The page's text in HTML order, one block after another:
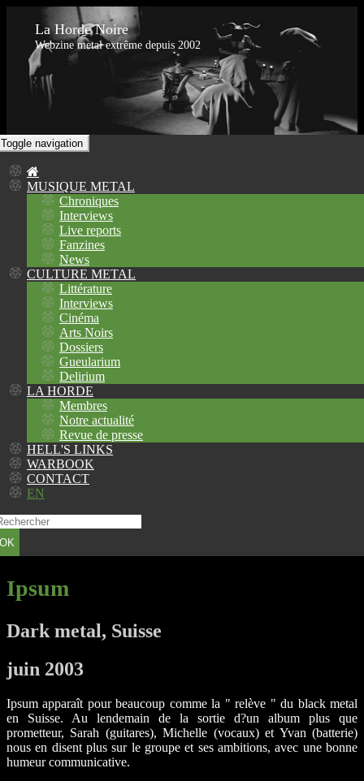
La Horde Noire
Webzine metal extrême depuis 2002
Toggle navigation
MUSIQUE METAL
Chroniques
Interviews
Live reports
Fanzines
News
CULTURE METAL
Littérature
Interviews
Cinéma
Arts Noirs
Dossiers
Gueularium
Delirium
LA HORDE
Membres
Notre actualité
Revue de presse
HELL'S LINKS
WARBOOK
CONTACT
EN
OK
Ipsum
Dark metal, Suisse
juin 2003
Ipsum apparaît pour beaucoup comme la " relève " du black metal
en Suisse. Au lendemain de la sortie d?un album plus que
prometteur, Sarah (guitares), Michelle (vocaux) et Yvan (batterie)
nous en disent plus sur le groupe et ses ambitions, avec une bonne
humeur communicative.